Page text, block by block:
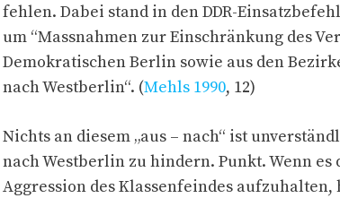
fehlen. Dabei stand in den DDR-
um “Massnahmen zur Einschränkung des
Demokratischen Berlin sowie aus den
nach Westberlin“. (Mehls 1990, 12)
Nichts an diesem „aus – nach“ ist
nach Westberlin zu hindern. Punkt. Wenn
Aggression des Klassenfeindes